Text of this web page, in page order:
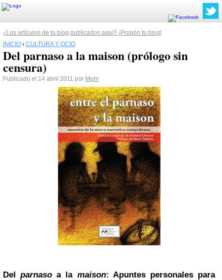
¿Los artículos de tu blog publicados aquí? ¡Propón tu blog!
INICIO › CULTURA Y OCIO
Del parnaso a la maison (prólogo sin
censura)
Publicado el 14 abril 2011 por Mgm
Delparnaso a la maison: Apuntes personales para